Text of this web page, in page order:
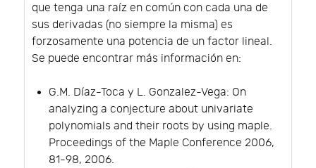
que tenga una raíz en común con cada una de
sus derivadas (no siempre la misma) es
forzosamente una potencia de un factor lineal.
Se puede encontrar más información en:
G.M. Díaz-Toca y L. Gonzalez-Vega: On
analyzing a conjecture about univariate
polynomials and their roots by using maple.
Proceedings of the Maple Conference 2006,
81-98, 2006.